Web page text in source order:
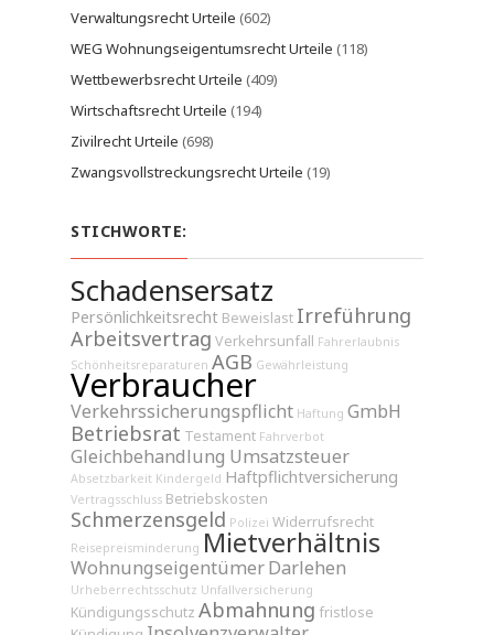
Verwaltungsrecht Urteile (602)
WEG Wohnungseigentumsrecht Urteile (118)
Wettbewerbsrecht Urteile (409)
Wirtschaftsrecht Urteile (194)
Zivilrecht Urteile (698)
Zwangsvollstreckungsrecht Urteile (19)
STICHWORTE:
Schadensersatz
Persönlichkeitsrecht Beweislast Irreführung
Arbeitsvertrag Verkehrsunfall Fahrerlaubnis
Schönheitsreparaturen AGB Gewährleistung
Verbraucher
Verkehrssicherungspflicht Haftung GmbH
Betriebsrat Testament Fahrverbot
Gleichbehandlung Umsatzsteuer
Absetzbarkeit Kindergeld Haftpflichtversicherung
Vertragsschluss Betriebskosten
Schmerzensgeld Polizei Widerrufsrecht
Reisepreisminderung Mietverhältnis
WohnungseigentümerDarlehen
Urheberrechtsschutz Unfallversicherung
Kündigungsschutz Abmahnung fristlose